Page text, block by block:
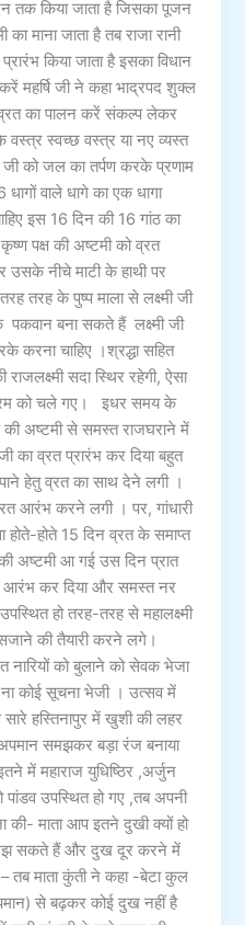
तक किया जाता है जिसका पूजन
का माना जाता है तब राजा रानी
किया जाता है इसका विधान
महर्षि जी ने कहा भाद्रपद शुक्ल
का पालन करें संकल्प लेकर
स्वच्छ वस्त्र या नए व्यस्त
जी को जल का तर्पण करके प्रणाम
वाले धागे का एक धागा
इस 16 दिन की 16 गांठ का
पक्ष की अष्टमी को व्रत
उसके नीचे माटी के हाथी पर
तरह तरह के पुष्प माला से लक्ष्मी जी
बना सकते हैं लक्ष्मी जी
करना चाहिए ।श्रद्धा सहित
सदा स्थिर रहेगी, ऐसा
को चले गए। इधर समय के
अष्टमी से समस्त राजघराने में
जी का व्रत प्रारंभ कर दिया बहुत
पाने हेतु व्रत का साथ देने लगी ।
आरंभ करने लगी । पर, गांधारी
होते-होते 15 दिन व्रत के समाप्त
अष्टमी आ गई उस दिन प्रात
आरंभ कर दिया और समस्त नर
हो तरह-तरह से महालक्ष्मी
की तैयारी करने लगे।
नारियों को बुलाने को सेवक भेजा
ना कोई सूचना भेजी । उत्सव में
हस्तिनापुर में खुशी की लहर
समझकर बड़ा रंज बनाया
में महाराज युधिष्ठिर ,अर्जुन
उपस्थित हो गए ,तब अपनी
की- माता आप इतने दुखी क्यों हो
सकते हैं और दुख दूर करने में
तब माता कुंती ने कहा -बेटा कुल
से बढ़कर कोई दुख नहीं है